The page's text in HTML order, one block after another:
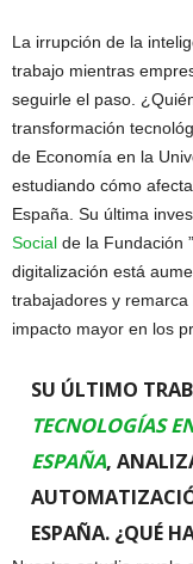
La irrupción de la
trabajo mientras
seguirle el paso.
transformación
de Economía en la
estudiando cómo
España. Su última
Social de la Fundación
digitalización está
trabajadores y
impacto mayor en los
SU ÚLTIMO
TECNOLOGÍAS
ESPAÑA,
ESPAÑA. ¿QUÉ